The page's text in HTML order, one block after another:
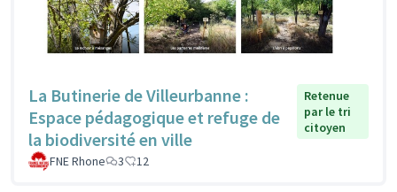
La Butinerie de Villeurbanne :
Espace pédagogique et refuge de
la biodiversité en ville
Retenue
par le tri
citoyen
FNE Rhone 3 12